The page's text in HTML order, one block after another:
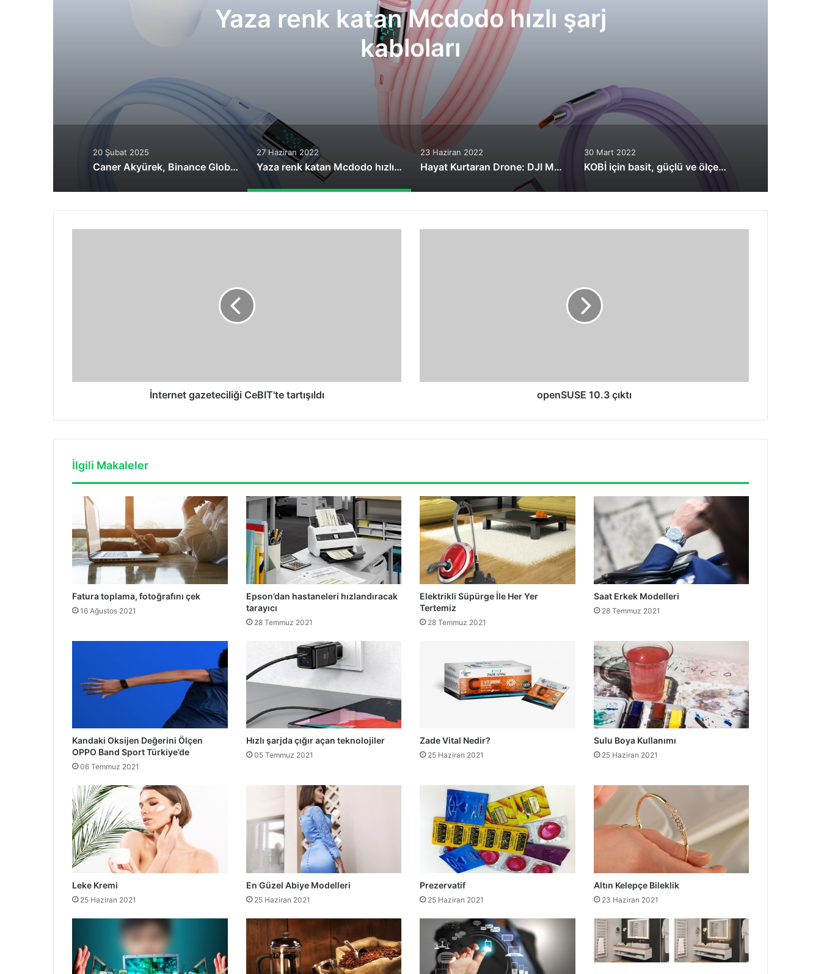
Yaza renk katan Mcdodo hızlı şarj
kabloları
20 Şubat 2025
Caner Akyürek, Binance Global Özel İnceleme Birimi Uzmanı Olarak Atandı
27 Haziran 2022
Yaza renk katan Mcdodo hızlı şarj kabloları
23 Haziran 2022
Hayat Kurtaran Drone: DJI Matrice 30
30 Mart 2022
KOBİ için basit, güçlü ve ölçeklenebilir depolama çözümü: Dell PowerVault ME5
İnternet gazeteciliği CeBIT'te tartışıldı openSUSE 10.3 çıktı
İlgili Makaleler
Fatura toplama, fotoğrafını çek
16 Ağustos 2021
Epson’dan hastaneleri hızlandıracak
tarayıcı
28 Temmuz 2021
Elektrikli Süpürge İle Her Yer
Tertemiz
28 Temmuz 2021
Saat Erkek Modelleri
28 Temmuz 2021
Kandaki Oksijen Değerini Ölçen
OPPO Band Sport Türkiye’de
06 Temmuz 2021
Hızlı şarjda çığır açan teknolojiler
05 Temmuz 2021
Zade Vital Nedir?
25 Haziran 2021
Sulu Boya Kullanımı
25 Haziran 2021
Leke Kremi
25 Haziran 2021
En Güzel Abiye Modelleri
25 Haziran 2021
Prezervatif
25 Haziran 2021
Altın Kelepçe Bileklik
23 Haziran 2021